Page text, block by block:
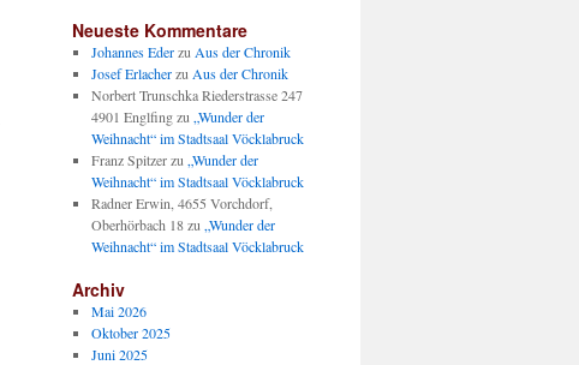
Neueste Kommentare
Johannes Ederzu Aus der Chronik
Josef Erlacherzu Aus der Chronik
Norbert Trunschka Riederstrasse 247
4901 Englfingzu „Wunder der
Weihnacht“ im Stadtsaal Vöcklabruck
Franz Spitzerzu „Wunder der
Weihnacht“ im Stadtsaal Vöcklabruck
Radner Erwin, 4655 Vorchdorf,
Oberhörbach 18zu „Wunder der
Weihnacht“ im Stadtsaal Vöcklabruck
Archiv
Mai 2026
Oktober 2025
Juni 2025